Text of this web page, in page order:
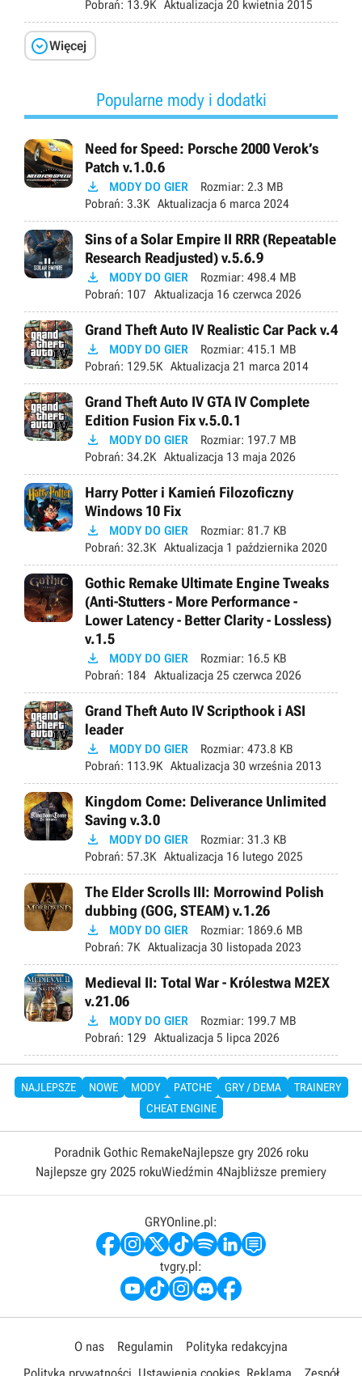
Pobrań: 13.9K Aktualizacja 20 kwietnia 2015
Więcej
Popularne mody i dodatki
Need for Speed: Porsche 2000 Verok’s
Patch v.1.0.6
 MODY DO GIER Rozmiar: 2.3 MB
Pobrań: 3.3K Aktualizacja 6 marca 2024
Sins of a Solar Empire II RRR (Repeatable
Research Readjusted) v.5.6.9
 MODY DO GIER Rozmiar: 498.4 MB
Pobrań: 107 Aktualizacja 16 czerwca 2026
Grand Theft Auto IV Realistic Car Pack v.4
 MODY DO GIER Rozmiar: 415.1 MB
Pobrań: 129.5K Aktualizacja 21 marca 2014
Grand Theft Auto IV GTA IV Complete
Edition Fusion Fix v.5.0.1
 MODY DO GIER Rozmiar: 197.7 MB
Pobrań: 34.2K Aktualizacja 13 maja 2026
Harry Potter i Kamień Filozoficzny
Windows 10 Fix
 MODY DO GIER Rozmiar: 81.7 KB
Pobrań: 32.3K Aktualizacja 1 października 2020
Gothic Remake Ultimate Engine Tweaks
(Anti-Stutters - More Performance -
Lower Latency - Better Clarity - Lossless)
v.1.5
 MODY DO GIER Rozmiar: 16.5 KB
Pobrań: 184 Aktualizacja 25 czerwca 2026
Grand Theft Auto IV Scripthook i ASI
leader
 MODY DO GIER Rozmiar: 473.8 KB
Pobrań: 113.9K Aktualizacja 30 września 2013
Kingdom Come: Deliverance Unlimited
Saving v.3.0
 MODY DO GIER Rozmiar: 31.3 KB
Pobrań: 57.3K Aktualizacja 16 lutego 2025
The Elder Scrolls III: Morrowind Polish
dubbing (GOG, STEAM) v.1.26
 MODY DO GIER Rozmiar: 1869.6 MB
Pobrań: 7K Aktualizacja 30 listopada 2023
Medieval II: Total War - Królestwa M2EX
v.21.06
 MODY DO GIER Rozmiar: 199.7 MB
Pobrań: 129 Aktualizacja 5 lipca 2026
NAJLEPSZE NOWE MODY PATCHE GRY / DEMA
TRAINERY
CHEAT ENGINE
Poradnik Gothic RemakeNajlepsze gry 2026 roku
Najlepsze gry 2025 rokuWiedźmin 4Najbliższe premiery
GRYOnline.pl:
tvgry.pl:
O nas Regulamin
Polityka redakcyjna
Polityka prywatności Ustawienia cookies Reklama Zespół